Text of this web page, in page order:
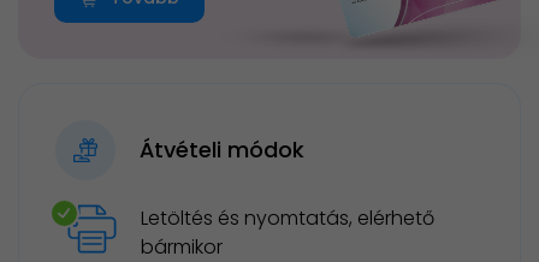
Átvételi módok
Letöltés és nyomtatás, elérhető
bármikor